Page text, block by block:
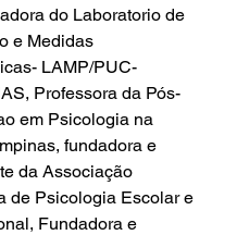
do Laboratorio de
e Medidas
LAMP/PUC-
Professora da Pós-
em Psicologia na
fundadora e
da Associação
de Psicologia Escolar e
Fundadora e